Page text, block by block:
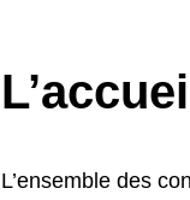
L’ensemble des